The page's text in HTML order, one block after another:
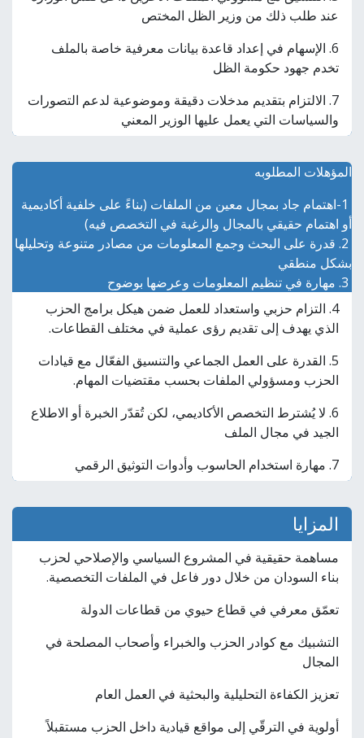
عند طلب ذلك من وزير الظل المختص
6. الإسهام في إعداد قاعدة بيانات معرفية خاصة بالملف
تخدم جهود حكومة الظل
7. الالتزام بتقديم مدخلات دقيقة وموضوعية لدعم التصورات
والسياسات التي يعمل عليها الوزير المعني
المؤهلات المطلوبه
1-اهتمام جاد بمجال معين من الملفات (بناءً على خلفية أكاديمية
أو اهتمام حقيقي بالمجال والرغبة في التخصص فيه)
2. قدرة على البحث وجمع المعلومات من مصادر متنوعة وتحليلها
بشكل منطقي
4. التزام حزبي واستعداد للعمل ضمن هيكل برامج الحزب
الذي يهدف إلى تقديم رؤى عملية في مختلف القطاعات.
5. القدرة على العمل الجماعي والتنسيق الفعّال مع قيادات
الحزب ومسؤولي الملفات بحسب مقتضيات المهام.
6. لا يُشترط التخصص الأكاديمي، لكن تُقدّر الخبرة أو الاطلاع
الجيد في مجال الملف
7. مهارة استخدام الحاسوب وأدوات التوثيق الرقمي
المزايا
مساهمة حقيقية في المشروع السياسي والإصلاحي لحزب
بناء السودان من خلال دور فاعل في الملفات التخصصية.
تعمّق معرفي في قطاع حيوي من قطاعات الدولة
التشبيك مع كوادر الحزب والخبراء وأصحاب المصلحة في
المجال
تعزيز الكفاءة التحليلية والبحثية في العمل العام
أولوية في الترقّي إلى مواقع قيادية داخل الحزب مستقبلاً